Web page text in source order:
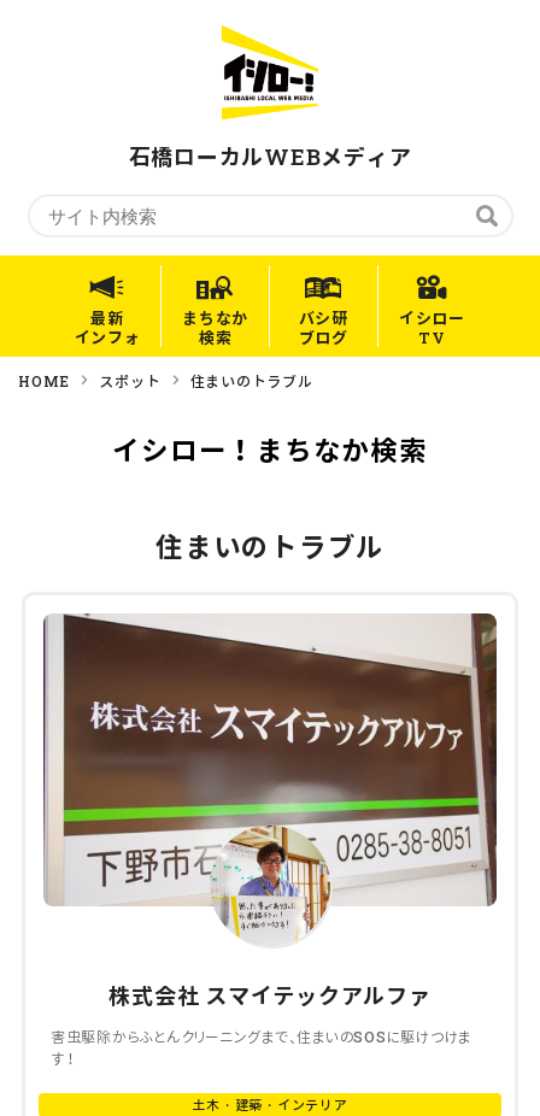
石橋ローカルWEBメディア
最新
インフォ
まちなか
検索
バシ研
ブログ
イシロー
TV
HOME スポット 住まいのトラブル
イシロー！まちなか検索
住まいのトラブル
株式会社 スマイテックアルファ
害虫駆除からふとんクリーニングまで、住まいのSOSに駆けつけま
す！
土木・建築・インテリア